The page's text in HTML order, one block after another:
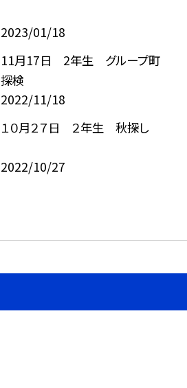
2023/01/18
11月17日 2年生 グループ町
探検
2022/11/18
１０月２７日 ２年生 秋探し
2022/10/27